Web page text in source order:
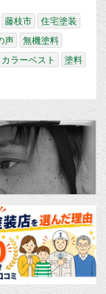
藤枝市
住宅塗装
声
無機塗料
カラーベスト
塗料